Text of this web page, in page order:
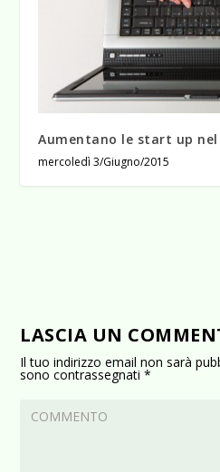
Aumentano le start up
mercoledì 3/Giugno/2015
LASCIA UN
Il tuo indirizzo email non sarà
sono contrassegnati*